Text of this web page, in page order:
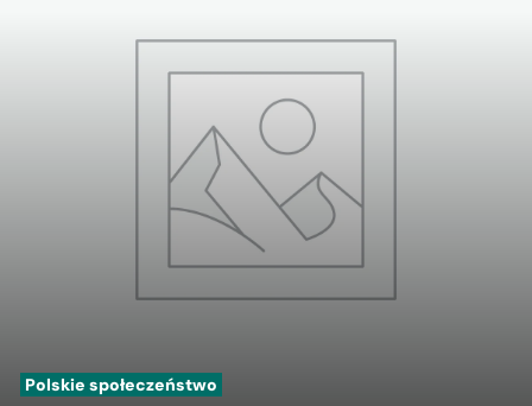
Polskie społeczeństwo